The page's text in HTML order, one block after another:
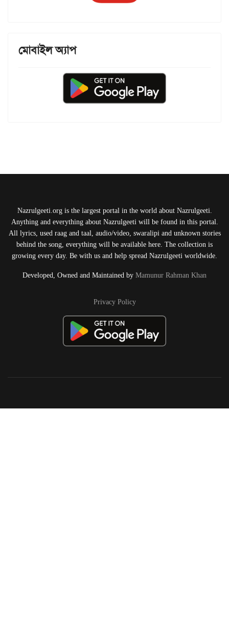
মোবাইল অ্যাপ
Nazrulgeeti.org is the largest portal in the world about Nazrulgeeti.
Anything and everything about Nazrulgeeti will be found in this portal.
All lyrics, used raag and taal, audio/video, swaralipi and unknown stories
behind the song, everything will be available here. The collection is
growing every day. Be with us and help spread Nazrulgeeti worldwide.
Developed, Owned and Maintained by Mamunur Rahman Khan
Privacy Policy